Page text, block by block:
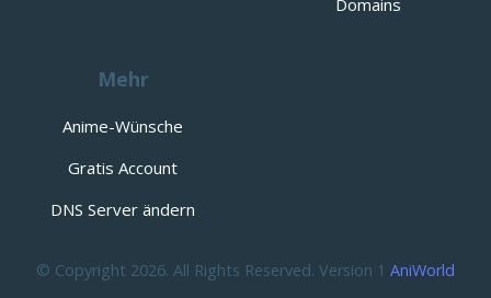
Domains
Mehr
Anime-Wünsche
Gratis Account
DNS Server ändern
© Copyright 2026. All Rights Reserved. Version 1 AniWorld